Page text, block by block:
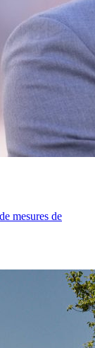
mesures de